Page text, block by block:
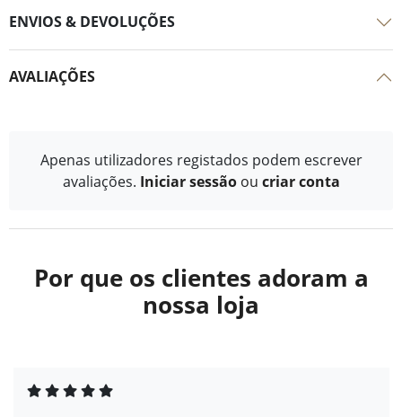
ENVIOS & DEVOLUÇÕES
AVALIAÇÕES
Apenas utilizadores registados podem escrever
avaliações. Iniciar sessão ou criar conta
Por que os clientes adoram a
nossa loja